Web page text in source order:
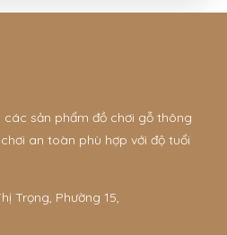
các sản phẩm đồ chơi gỗ thông
an toàn phù hợp với độ tuổi
Trọng, Phường 15,